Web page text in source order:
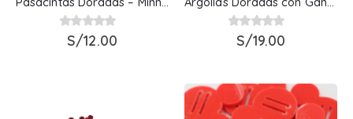
out of 5
S/12.00 out of 5
S/19.00